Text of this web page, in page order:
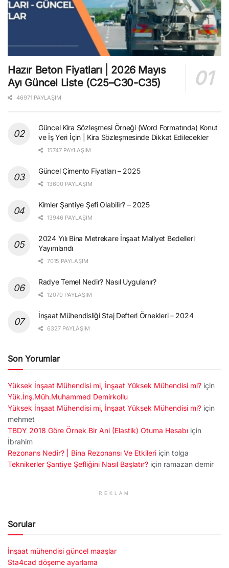
Hazır Beton Fiyatları | 2026 Mayıs
Ayı Güncel Liste (C25–C30-C35)
46971 PAYLAŞIM
Güncel Kira Sözleşmesi Örneği (Word Formatında) Konut
ve İş Yeri İçin | Kira Sözleşmesinde Dikkat Edilecekler
15747 PAYLAŞIM
Güncel Çimento Fiyatları – 2025
13600 PAYLAŞIM
Kimler Şantiye Şefi Olabilir? – 2025
13946 PAYLAŞIM
2024 Yılı Bina Metrekare İnşaat Maliyet Bedelleri
Yayımlandı
7015 PAYLAŞIM
Radye Temel Nedir? Nasıl Uygulanır?
12070 PAYLAŞIM
İnşaat Mühendisliği Staj Defteri Örnekleri – 2024
6327 PAYLAŞIM
Son Yorumlar
Yüksek İnşaat Mühendisi mi, İnşaat Yüksek Mühendisi mi? için
Yük.İnş.Müh.Muhammed Demirkollu
Yüksek İnşaat Mühendisi mi, İnşaat Yüksek Mühendisi mi? için
mehmet
TBDY 2018 Göre Örnek Bir Ani (Elastik) Otuma Hesabı için
İbrahim
Rezonans Nedir? | Bina Rezonansı Ve Etkileri için tolga
Teknikerler Şantiye Şefliğini Nasıl Başlatır? için ramazan demir
REKLAM
Sorular
İnşaat mühendisi güncel maaşlar
Sta4cad döşeme ayarlama